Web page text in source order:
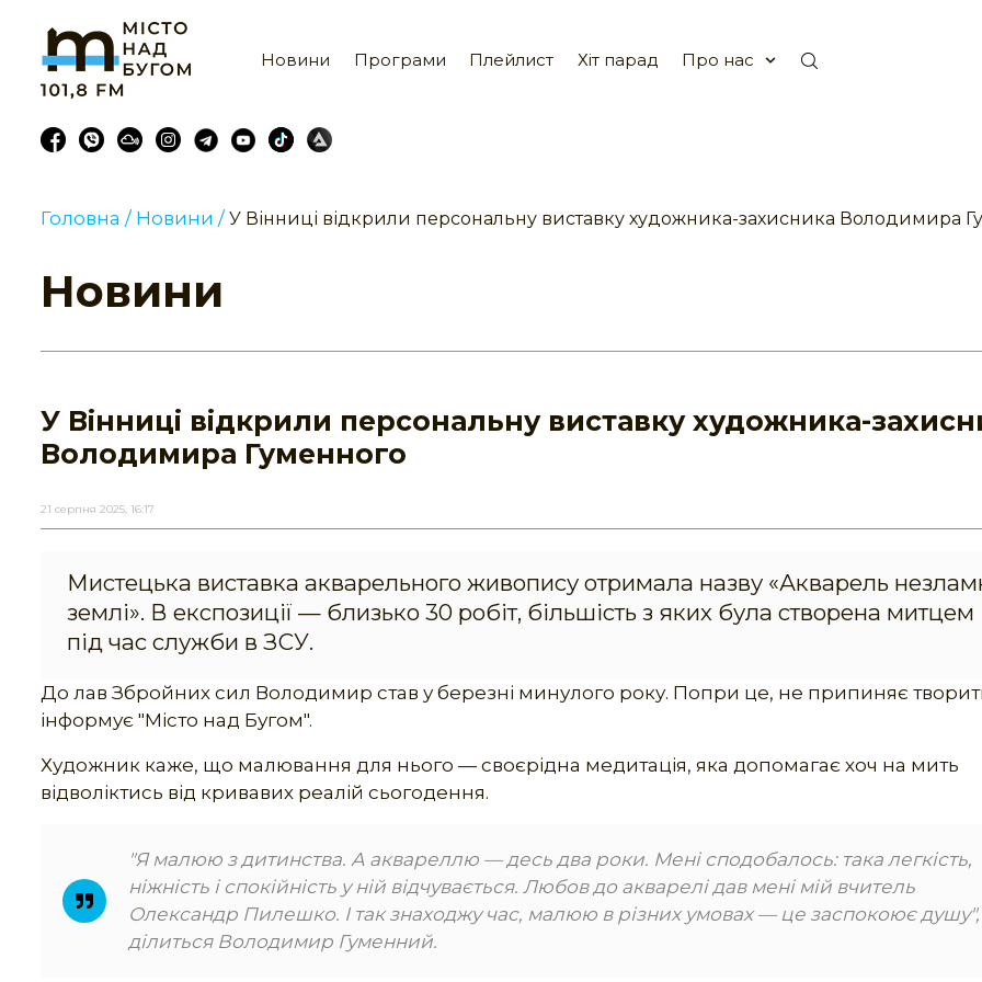
Новини Програми Плейлист Хіт парад Про нас
Головна / Новини / У Вінниці відкрили персональну виставку художника-захисника Володимира
Новини
У Вінниці відкрили персональну виставку художника-
Володимира Гуменного
21 серпня 2025, 16:17
Мистецька виставка акварельного живопису отримала назву «Акварель
землі». В експозиції — близько 30 робіт, більшість з яких була створена митцем
під час служби в ЗСУ.
До лав Збройних сил Володимир став у березні минулого року. Попри це, не припиняє
інформує "Місто над Бугом".
Художник каже, що малювання для нього — своєрідна медитація, яка допомагає хоч на мить
відволіктись від кривавих реалій сьогодення.
"Я малюю з дитинства. А аквареллю — десь два роки. Мені сподобалось: така легкість,
ніжність і спокійність у ній відчувається. Любов до акварелі дав мені мій вчитель
Олександр Пилешко. І так знаходжу час, малюю в різних умовах — це заспокоює
ділиться Володимир Гуменний.